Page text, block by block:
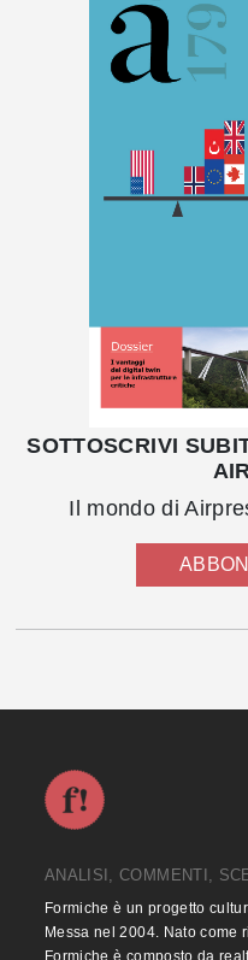
SOTTOSCRIVI
Il mondo di
ANALISI, COMMENTI,
Formiche è un progetto
Messa nel 2004. Nato come